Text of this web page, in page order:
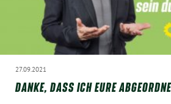
Kontakt
Termine
27.09.2021
DANKE, DASS ICH EURE